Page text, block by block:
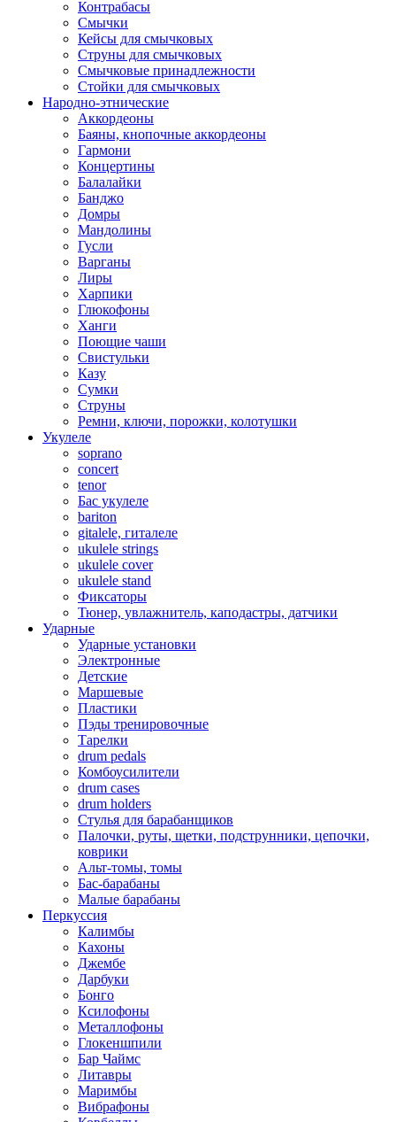
Контрабасы
Смычки
Кейсы для смычковых
Струны для смычковых
Смычковые принадлежности
Стойки для смычковых
Народно-этнические
Аккордеоны
Баяны, кнопочные аккордеоны
Гармони
Концертины
Балалайки
Банджо
Домры
Мандолины
Гусли
Варганы
Лиры
Харпики
Глюкофоны
Ханги
Поющие чаши
Свистульки
Казу
Сумки
Струны
Ремни, ключи, порожки, колотушки
Укулеле
soprano
concert
tenor
Бас укулеле
bariton
gitalele, гиталеле
ukulele strings
ukulele cover
ukulele stand
Фиксаторы
Тюнер, увлажнитель, каподастры, датчики
Ударные
Ударные установки
Электронные
Детские
Маршевые
Пластики
Пэды тренировочные
Тарелки
drum pedals
Комбоусилители
drum cases
drum holders
Стулья для барабанщиков
Палочки, руты, щетки, подструнники, цепочки,
коврики
Альт-томы, томы
Бас-барабаны
Малые барабаны
Перкуссия
Калимбы
Кахоны
Джембе
Дарбуки
Бонго
Ксилофоны
Металлофоны
Глокеншпили
Бар Чаймс
Литавры
Маримбы
Вибрафоны